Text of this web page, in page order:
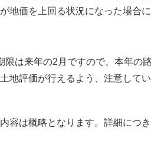
地価を上回る状況になった場合
限は来年の2月ですので、本年の
地評価が行えるよう、注意して
容は概略となります。詳細につ